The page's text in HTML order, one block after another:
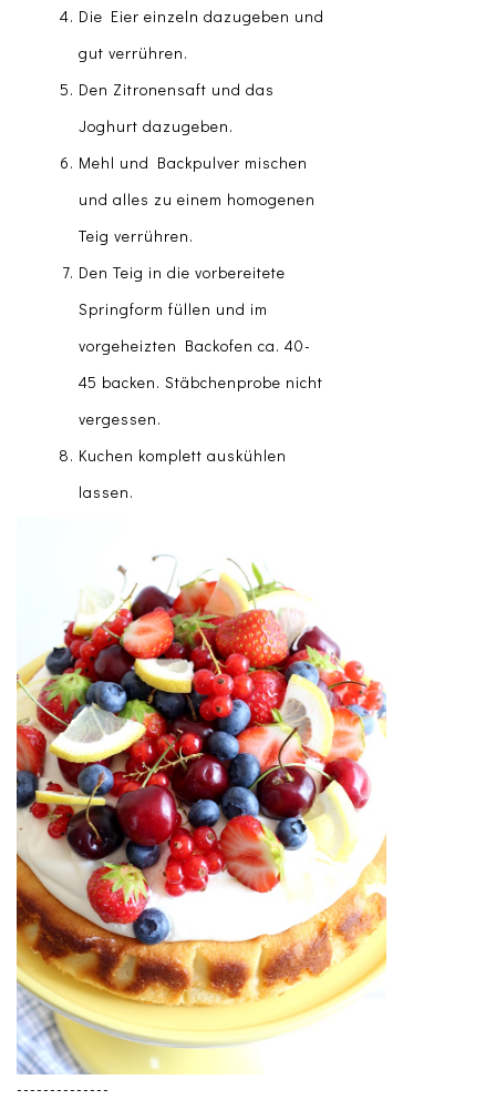
Die Eier einzeln dazugeben und
gut verrühren.
Den Zitronensaft und das
Joghurt dazugeben.
Mehl und Backpulver mischen
und alles zu einem homogenen
Teig verrühren.
Den Teig in die vorbereitete
Springform füllen und im
vorgeheizten Backofen ca. 40-
45 backen. Stäbchenprobe nicht
vergessen.
Kuchen komplett auskühlen
lassen.
--------------